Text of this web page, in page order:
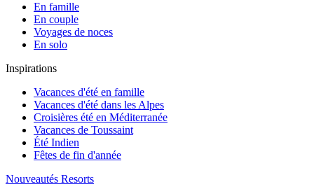
En famille
En couple
Voyages de noces
En solo
Inspirations
Vacances d'été en famille
Vacances d'été dans les Alpes
Croisières été en Méditerranée
Vacances de Toussaint
Été Indien
Fêtes de fin d'année
Nouveautés Resorts